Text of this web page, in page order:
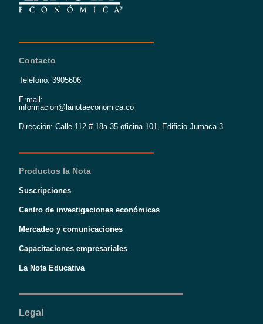
Contacto
Teléfono: 3905606
E:mail:
informacion@lanotaeconomica.co
Dirección: Calle 112 # 18a 35 oficina 101, Edificio Jumaca 3
Productos la Nota
Suscripciones
Centro de investigaciones económicas
Mercadeo y comunicaciones
Capacitaciones empresariales
La Nota Educativa
Legal